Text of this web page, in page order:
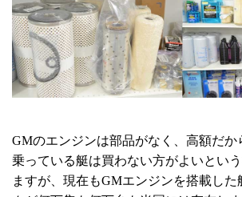
GMのエンジンは部品がなく、高額だか
乗っている艇は買わない方がよいとい
ますが、現在もGMエンジンを搭載した